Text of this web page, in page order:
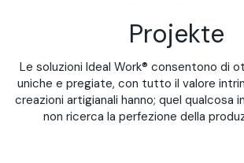
Projekte
Le soluzioni Ideal Work® consentono di
uniche e pregiate, con tutto il valore
creazioni artigianali hanno; quel qualcosa
non ricerca la perfezione della